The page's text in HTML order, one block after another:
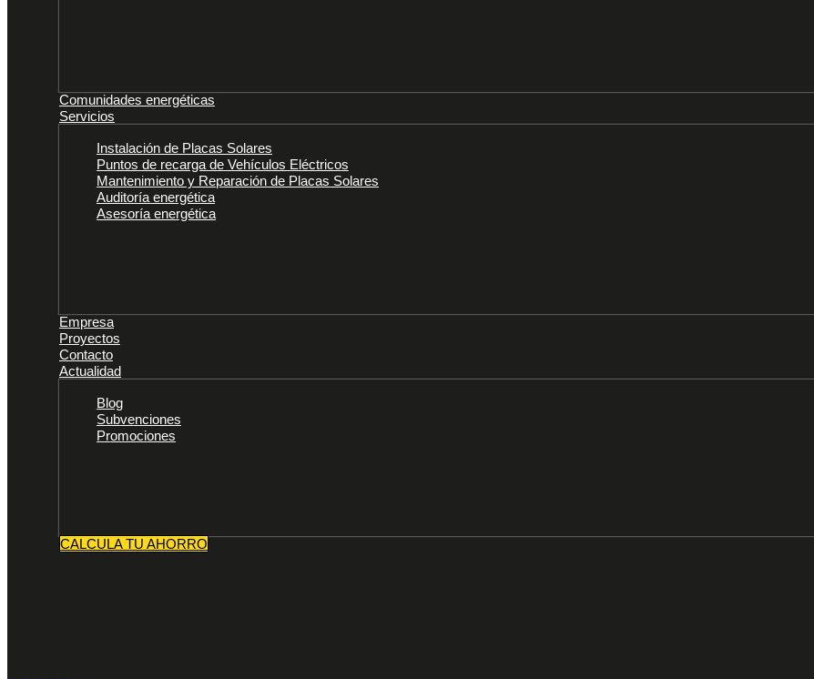
Comunidades energéticas
Servicios
Instalación de Placas Solares
Puntos de recarga de Vehículos Eléctricos
Mantenimiento y Reparación de Placas Solares
Auditoría energética
Asesoría energética
Empresa
Proyectos
Contacto
Actualidad
Blog
Subvenciones
Promociones
CALCULA TU AHORRO